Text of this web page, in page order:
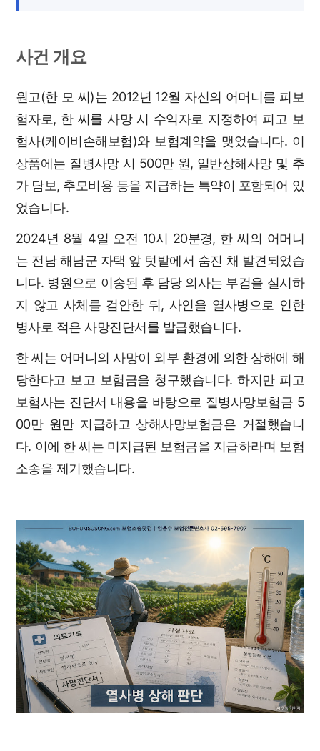
사건 개요
원고(한 모 씨)는 2012년 12월 자신의 어머니를 피보
험자로, 한 씨를 사망 시 수익자로 지정하여 피고 보
험사(케이비손해보험)와 보험계약을 맺었습니다. 이
상품에는 질병사망 시 500만 원, 일반상해사망 및 추
가 담보, 추모비용 등을 지급하는 특약이 포함되어 있
었습니다.
2024년 8월 4일 오전 10시 20분경, 한 씨의 어머니
는 전남 해남군 자택 앞 텃밭에서 숨진 채 발견되었습
니다. 병원으로 이송된 후 담당 의사는 부검을 실시하
지 않고 사체를 검안한 뒤, 사인을 열사병으로 인한
병사로 적은 사망진단서를 발급했습니다.
한 씨는 어머니의 사망이 외부 환경에 의한 상해에 해
당한다고 보고 보험금을 청구했습니다. 하지만 피고
보험사는 진단서 내용을 바탕으로 질병사망보험금 5
00만 원만 지급하고 상해사망보험금은 거절했습니
다. 이에 한 씨는 미지급된 보험금을 지급하라며 보험
소송을 제기했습니다.